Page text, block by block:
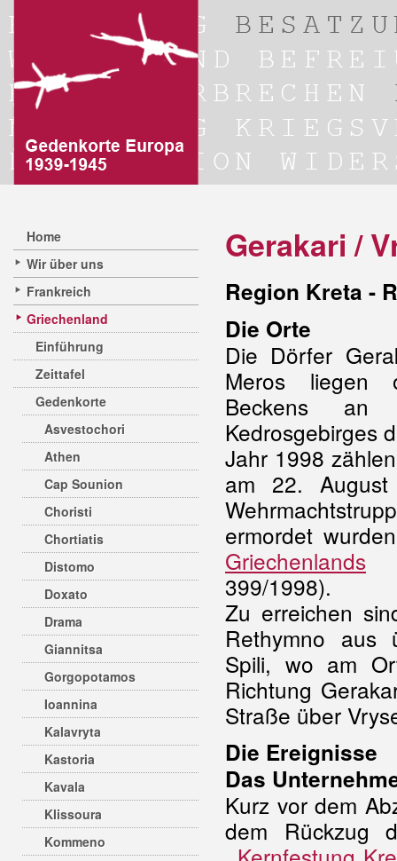
Home
Wir über uns
Frankreich
Griechenland
Einführung
Zeittafel
Gedenkorte
Asvestochori
Athen
Cap Sounion
Choristi
Chortiatis
Distomo
Doxato
Drama
Giannitsa
Gorgopotamos
Ioannina
Kalavryta
Kastoria
Kavala
Klissoura
Kommeno
Gerakari /
Region Kreta -
Die Orte
Die Dörfer
Meros liegen
Beckens
Kedrosgebirges
Jahr 1998
am 22.
ermordet
Griechenlands
399/1998).
Zu erreichen
Rethymno aus
Spili, wo am
Richtung
Straße über
Die Ereignisse
Das
Kurz vor dem
dem Rückzug